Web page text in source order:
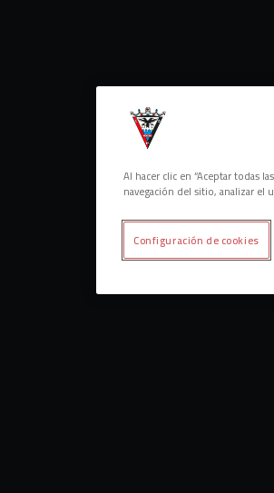
Al hacer clic en “Aceptar todas
navegación del sitio, analizar
Configuración de cookies